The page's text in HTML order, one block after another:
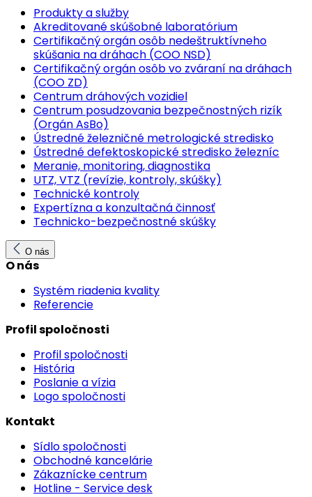
Produkty a služby
Akreditované skúšobné laboratórium
Certifikačný orgán osôb nedeštruktívneho
skúšania na dráhach (COO NSD)
Certifikačný orgán osôb vo zváraní na dráhach
(COO ZD)
Centrum dráhových vozidiel
Centrum posudzovania bezpečnostných rizík
(Orgán AsBo)
Ústredné železničné metrologické stredisko
Ústredné defektoskopické stredisko železníc
Meranie, monitoring, diagnostika
UTZ, VTZ (revízie, kontroly, skúšky)
Technické kontroly
Expertízna a konzultačná činnosť
Technicko-bezpečnostné skúšky
O nás
O nás
Systém riadenia kvality
Referencie
Profil spoločnosti
Profil spoločnosti
História
Poslanie a vízia
Logo spoločnosti
Kontakt
Sídlo spoločnosti
Obchodné kancelárie
Zákaznícke centrum
Hotline - Service desk